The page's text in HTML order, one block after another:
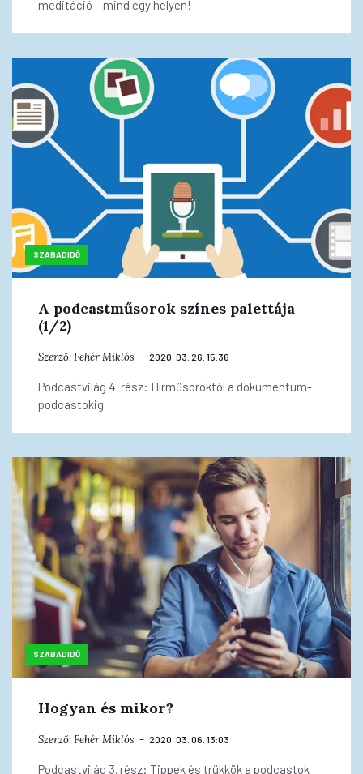
meditáció – mind egy helyen!
SZABADIDŐ
A podcastműsorok színes palettája
(1/2)
Szerző:Fehér Miklós 2020. 03. 26. 15:36
Podcastvilág 4. rész: Hírműsoroktól a dokumentum-
podcastokig
SZABADIDŐ
Hogyan és mikor?
Szerző:Fehér Miklós 2020. 03. 06. 13:03
Podcastvilág 3. rész: Tippek és trükkök a podcastok